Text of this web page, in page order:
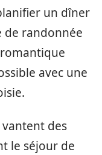
un dîner
de randonnée
avec une
des
le séjour de